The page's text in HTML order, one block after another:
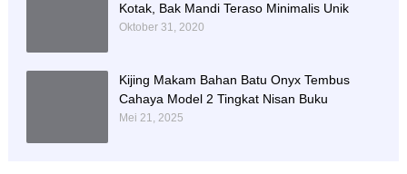
Kotak, Bak Mandi Teraso Minimalis Unik
Oktober 31, 2020
Kijing Makam Bahan Batu Onyx Tembus
Cahaya Model 2 Tingkat Nisan Buku
Mei 21, 2025